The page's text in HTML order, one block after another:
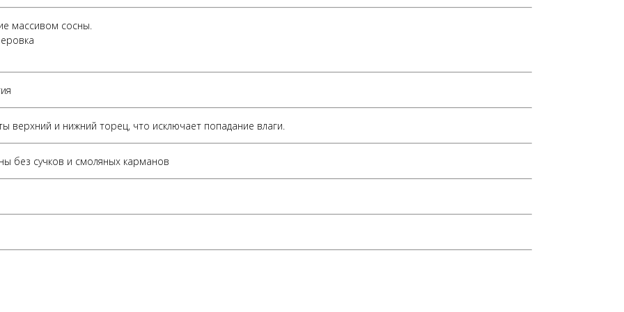
массивом сосны.
верхний и нижний торец, что исключает попадание влаги.
без сучков и смоляных карманов